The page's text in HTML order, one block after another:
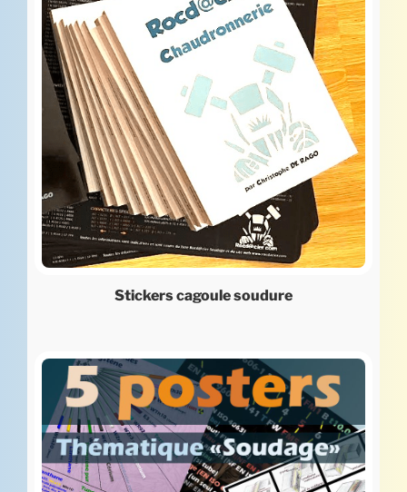
Stickers cagoule soudure